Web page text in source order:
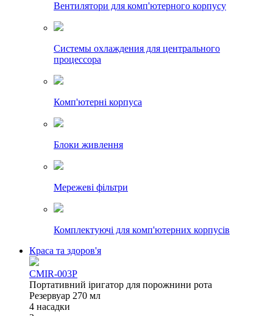
Вентилятори для комп'ютерного корпусу
Системы охлаждения для центрального
процессора
Комп'ютерні корпуса
Блоки живлення
Мережеві фільтри
Комплектуючі для комп'ютерних корпусів
Краса та здоров'я
CMIR-003P
Портативний іригатор для порожнини рота
Резервуар 270 мл
4 насадки